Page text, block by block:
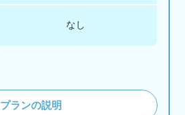
なし
プランの説明